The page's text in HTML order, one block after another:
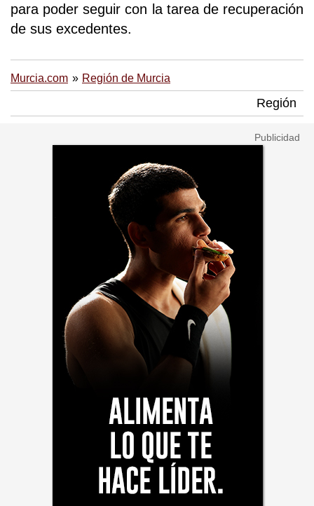
para poder seguir con la tarea de recuperación
de sus excedentes.
Murcia.com Región de Murcia
Región